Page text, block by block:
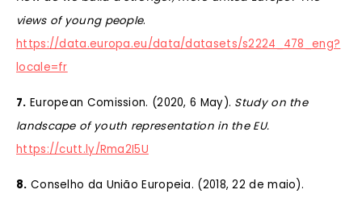
views of young people.
https://data.europa.eu/data/datasets/s2224_478_eng?
locale=fr
7. European Comission. (2020, 6 May). Study on the
landscape of youth representation in the EU.
https://cutt.ly/Rma2I5U
8. Conselho da União Europeia. (2018, 22 de maio).